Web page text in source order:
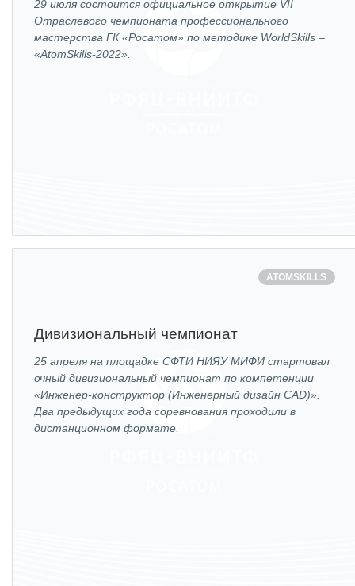
29 июля состоится официальное открытие VII
Отраслевого чемпионата профессионального
мастерства ГК «Росатом» по методике WorldSkills –
«AtomSkills-2022».
ATOMSKILLS
Дивизиональный чемпионат
25 апреля на площадке СФТИ НИЯУ МИФИ стартовал
очный дивизиональный чемпионат по компетенции
«Инженер-конструктор (Инженерный дизайн CAD)».
Два предыдущих года соревнования проходили в
дистанционном формате.